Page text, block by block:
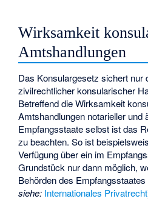
Wirksamkeit
Amtshandlungen
Das Konsulargesetz sichert nur
zivilrechtlicher konsularischer
Betreffend die Wirksamkeit
Amtshandlungen notarieller und
Empfangsstaate selbst ist das
zu beachten. So ist
Verfügung über ein im
Grundstück nur dann möglich,
Behörden des
siehe: Internationales Privatrecht